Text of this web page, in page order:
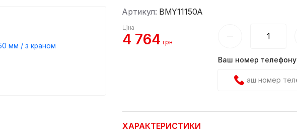
Артикул: BMY11150A
Ціна
4 764 грн
Ваш номер телефону
ХАРАКТЕРИСТИКИ